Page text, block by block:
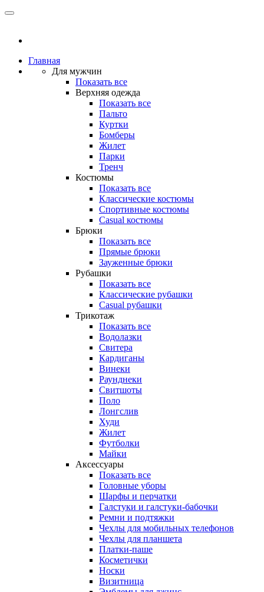
Главная
Для мужчин
Показать все
Верхняя одежда
Показать все
Пальто
Куртки
Бомберы
Жилет
Парки
Тренч
Костюмы
Показать все
Классические костюмы
Спортивные костюмы
Casual костюмы
Брюки
Показать все
Прямые брюки
Зауженные брюки
Рубашки
Показать все
Классические рубашки
Casual рубашки
Трикотаж
Показать все
Водолазки
Свитера
Кардиганы
Винеки
Раунднеки
Свитшоты
Поло
Лонгслив
Худи
Жилет
Футболки
Майки
Аксессуары
Показать все
Головные уборы
Шарфы и перчатки
Галстуки и галстуки-бабочки
Ремни и подтяжки
Чехлы для мобильных телефонов
Чехлы для планшета
Платки-паше
Косметички
Носки
Визитница